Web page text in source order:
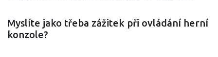
Myslíte jako třeba zážitek při ovládání herní
konzole?